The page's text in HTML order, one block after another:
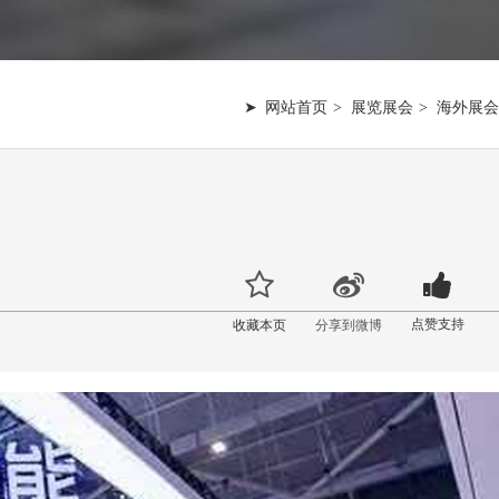
网站首页 展览展会 海外展会
收藏本页 分享到微博 点赞支持